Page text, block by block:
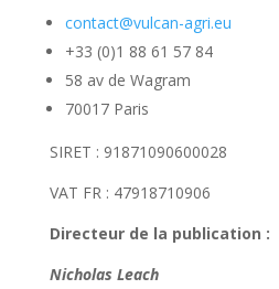
contact@vulcan-agri.eu
+33 (0)1 88 61 57 84
58 av de Wagram
70017 Paris
SIRET : 91871090600028
VAT FR : 47918710906
Directeur de la publication :
Nicholas Leach